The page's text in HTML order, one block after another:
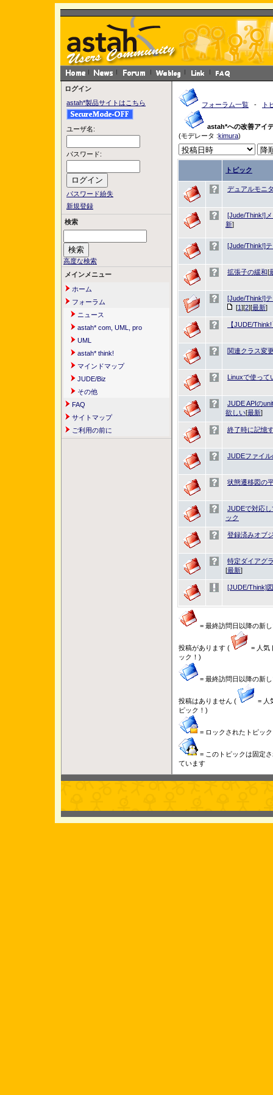
ログイン
astah*製品サイトはこちら
ユーザ名:
パスワード:
パスワード紛失
新規登録
検索
高度な検索
メインメニュー
ホーム
フォーラム
ニュース
astah* com, UML, pro
UML
astah* think!
マインドマップ
JUDE/Biz
その他
FAQ
サイトマップ
ご利用の前に
フォーラム一覧 - ト
astah*への改善アイ
(モデレータ :kimura)
トピック
デュアルモニ
[Jude/Think!]
新]
[Jude/Think!]
拡張子の緩和[
[Jude/Think!]
[1][2][最新]
【JUDE/
関連クラス変
Linuxで使って
JUDE APIの
欲しい[最新]
終了時に記憶
JUDEファイ
状態遷移図の
JUDEで対応
ック
登録済みオブ
特定ダイアグ
[最新]
[JUDE/Think]
= 最終訪問日以降の新
投稿があります (
= 人気
ック！)
= 最終訪問日以降の新
投稿はありません (
= 人
ピック！)
= ロックされたトピック
= このトピックは固定
ています